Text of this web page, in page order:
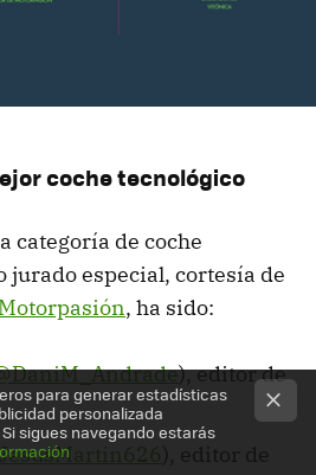
coche tecnológico
categoría de coche
jurado especial, cortesía de
Motorpasión, ha sido:
), editor de
), editor de
para generar estadísticas
personalizada
sigues navegando estarás